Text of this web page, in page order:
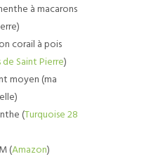
à macarons
corail à pois
Saint Pierre)
moyen (ma
(Turquoise 28
(Amazon)